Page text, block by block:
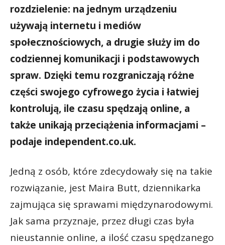
rozdzielenie: na jednym urządzeniu
używają internetu i mediów
społecznościowych, a drugie służy im do
codziennej komunikacji i podstawowych
spraw. Dzięki temu rozgraniczają różne
części swojego cyfrowego życia i łatwiej
kontrolują, ile czasu spędzają online, a
także unikają przeciążenia informacjami –
podaje independent.co.uk.
Jedną z osób, które zdecydowały się na takie
rozwiązanie, jest Maira Butt, dziennikarka
zajmująca się sprawami międzynarodowymi.
Jak sama przyznaje, przez długi czas była
nieustannie online, a ilość czasu spędzanego